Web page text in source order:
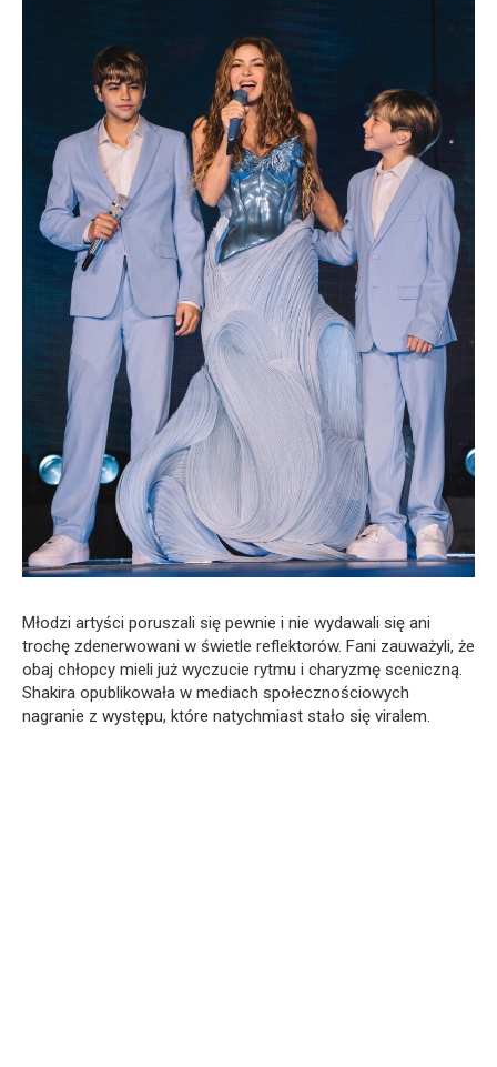
Młodzi artyści poruszali się pewnie i nie wydawali się ani
trochę zdenerwowani w świetle reflektorów. Fani zauważyli, że
obaj chłopcy mieli już wyczucie rytmu i charyzmę sceniczną.
Shakira opublikowała w mediach społecznościowych
nagranie z występu, które natychmiast stało się viralem.